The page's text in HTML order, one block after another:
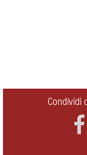
Condividi